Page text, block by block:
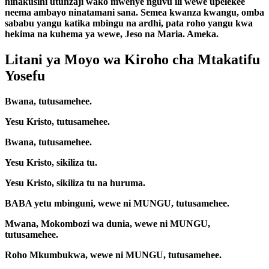
neema ambayo ninatamani sana. Semea kwanza kwangu, omba
sababu yangu katika mbingu na ardhi, pata roho yangu kwa
hekima na kuhema ya wewe, Jeso na Maria. Ameka.
Litani ya Moyo wa Kiroho cha Mtakatifu
Yosefu
Bwana, tutusamehee.
Yesu Kristo, tutusamehee.
Bwana, tutusamehee.
Yesu Kristo, sikiliza tu.
Yesu Kristo, sikiliza tu na huruma.
BABA yetu mbinguni, wewe ni MUNGU, tutusamehee.
Mwana, Mokombozi wa dunia, wewe ni MUNGU,
tutusamehee.
Roho Mkumbukwa, wewe ni MUNGU, tutusamehee.